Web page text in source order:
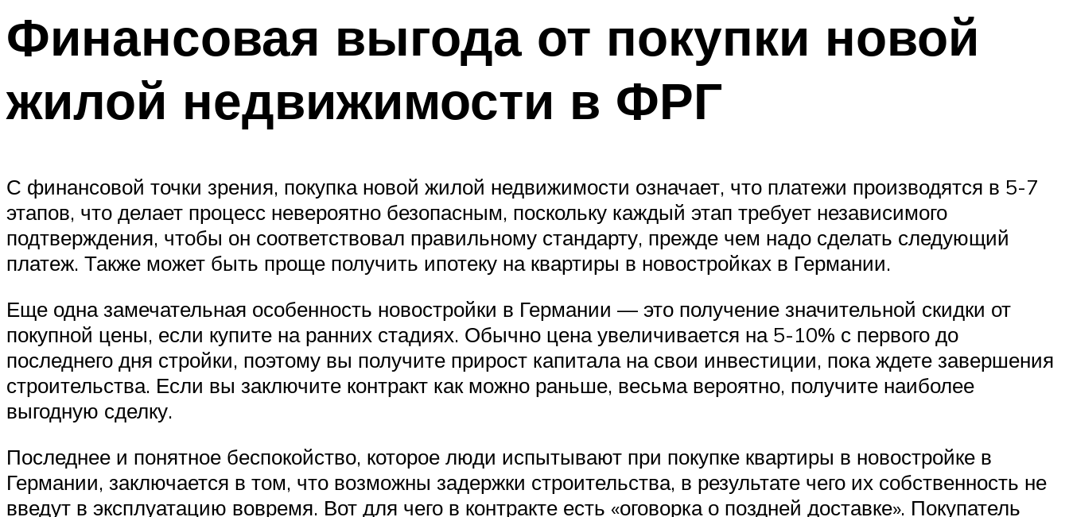
Финансовая выгода от покупки новой
жилой недвижимости в ФРГ
С финансовой точки зрения, покупка новой жилой недвижимости означает, что платежи производятся в 5-7
этапов, что делает процесс невероятно безопасным, поскольку каждый этап требует независимого
подтверждения, чтобы он соответствовал правильному стандарту, прежде чем надо сделать следующий
платеж. Также может быть проще получить ипотеку на квартиры в новостройках в Германии.
Еще одна замечательная особенность новостройки в Германии — это получение значительной скидки от
покупной цены, если купите на ранних стадиях. Обычно цена увеличивается на 5-10% с первого до
последнего дня стройки, поэтому вы получите прирост капитала на свои инвестиции, пока ждете завершения
строительства. Если вы заключите контракт как можно раньше, весьма вероятно, получите наиболее
выгодную сделку.
Последнее и понятное беспокойство, которое люди испытывают при покупке квартиры в новостройке в
Германии, заключается в том, что возможны задержки строительства, в результате чего их собственность не
введут в эксплуатацию вовремя. Вот для чего в контракте есть «оговорка о поздней доставке». Покупатель